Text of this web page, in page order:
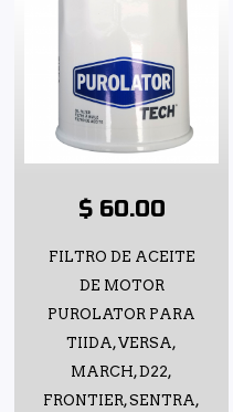
$ 60.00
FILTRO DE ACEITE
DE MOTOR
PUROLATOR PARA
TIIDA, VERSA,
MARCH, D22,
FRONTIER, SENTRA,